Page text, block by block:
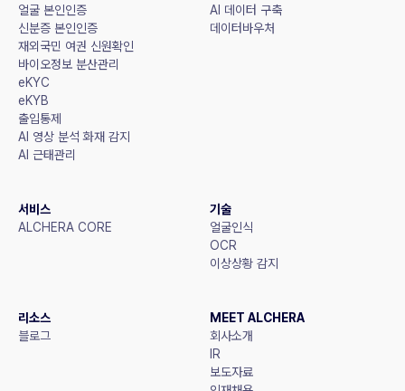
얼굴 본인인증
신분증 본인인증
재외국민 여권 신원확인
바이오정보 분산관리
eKYC
eKYB
출입통제
AI 영상 분석 화재 감지
AI 근태관리
AI 데이터 구축
데이터바우처
서비스
ALCHERA CORE
기술
얼굴인식
OCR
이상상황 감지
리소스
블로그
MEET ALCHERA
회사소개
IR
보도자료